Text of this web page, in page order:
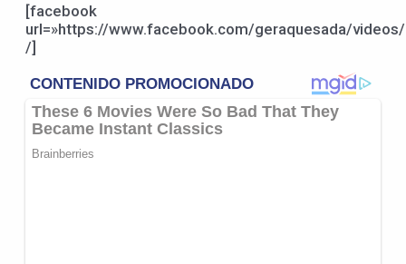
[facebook
url=»https://www.facebook.com/geraquesada/
/]